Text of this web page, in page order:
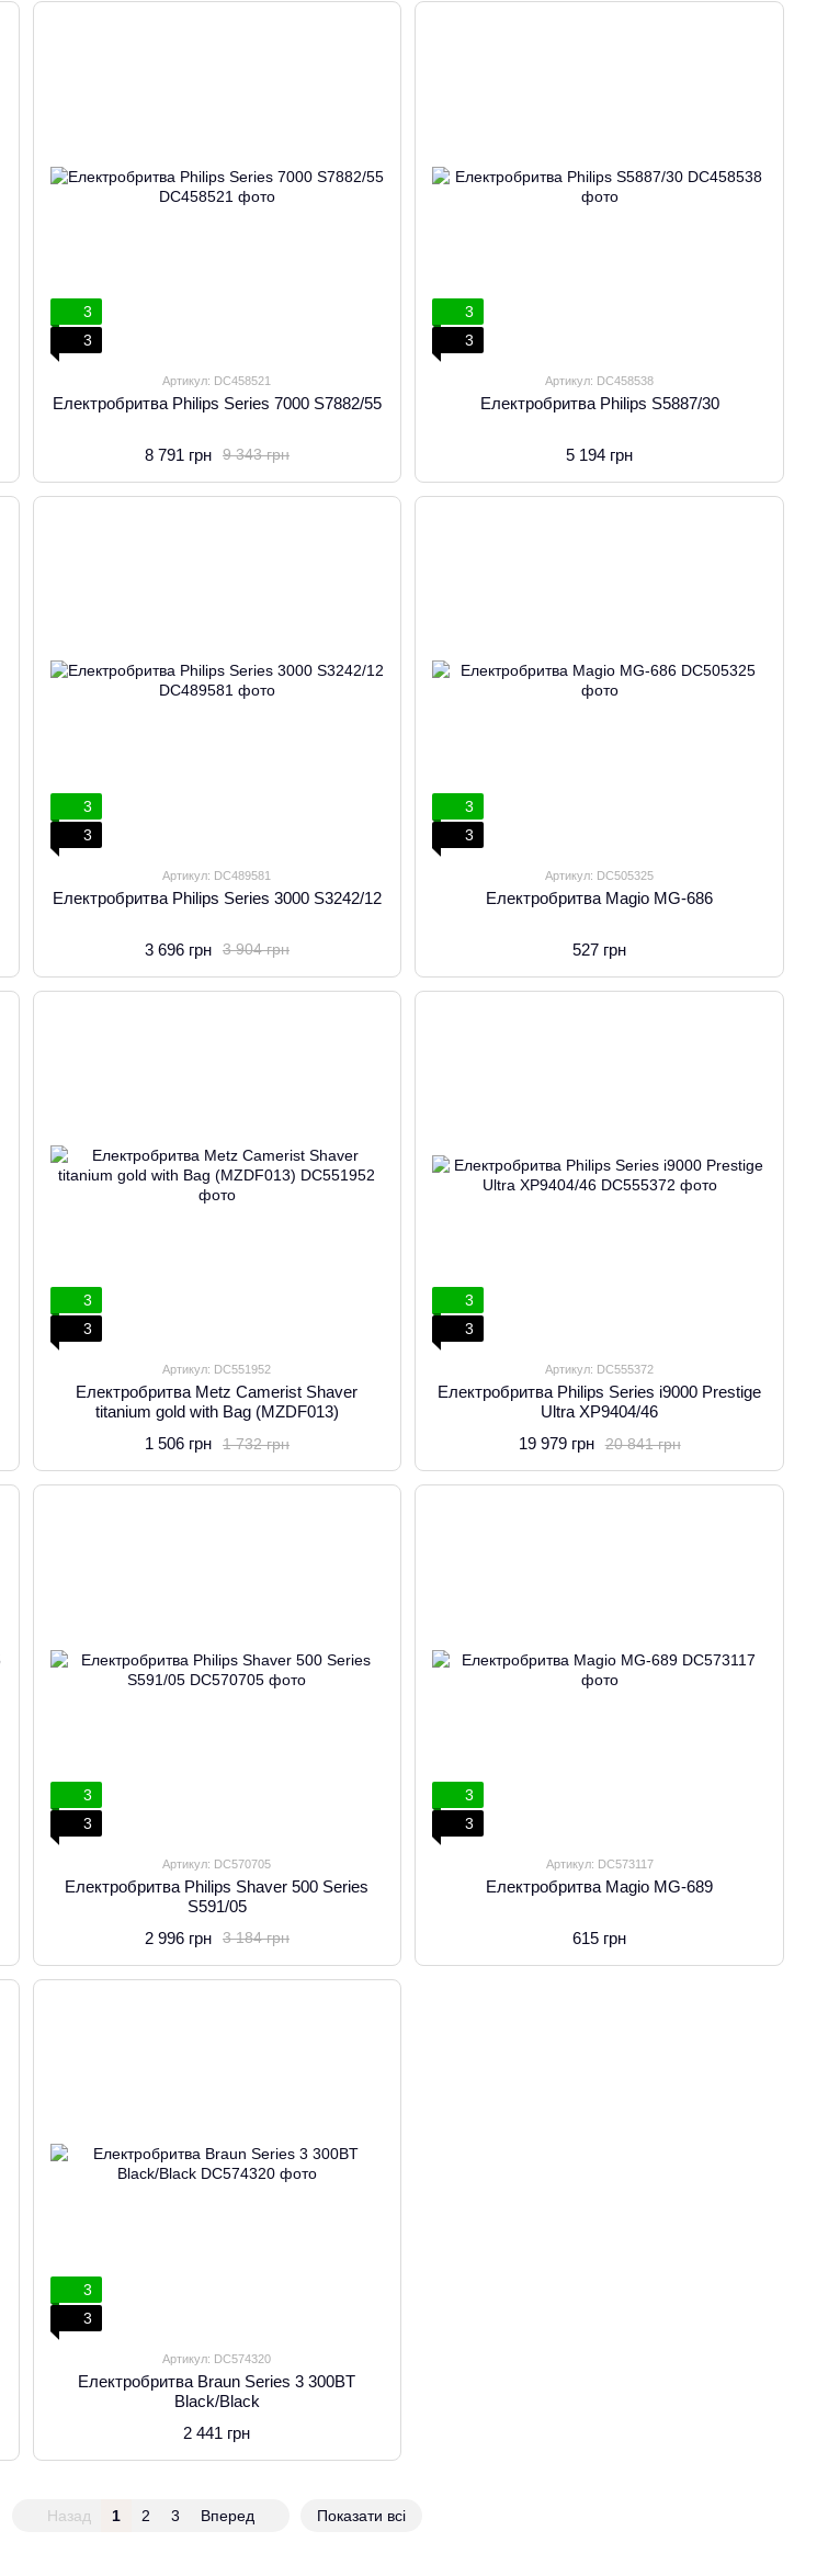
3
3
Артикул: DC458521
Електробритва Philips Series 7000 S7882/55
9 343 грн
8 791 грн
3
3
Артикул: DC458538
Електробритва Philips S5887/30
5 194 грн
3
3
Артикул: DC489581
Електробритва Philips Series 3000 S3242/12
3 904 грн
3 696 грн
3
3
Артикул: DC505325
Електробритва Magio MG-686
527 грн
3
3
Артикул: DC551952
Електробритва Metz Camerist Shaver
titanium gold with Bag (MZDF013)
1 732 грн
1 506 грн
3
3
Артикул: DC555372
Електробритва Philips Series i9000 Prestige
Ultra XP9404/46
20 841 грн
19 979 грн
3
3
Артикул: DC570705
Електробритва Philips Shaver 500 Series
S591/05
3 184 грн
2 996 грн
3
3
Артикул: DC573117
Електробритва Magio MG-689
615 грн
3
3
Артикул: DC574320
Електробритва Braun Series 3 300BT
Black/Black
2 441 грн
Назад 1 2 3 Вперед Показати всі